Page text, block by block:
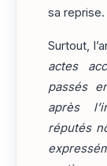
sa reprise.
Surtout,
actes
passés
après
réputés